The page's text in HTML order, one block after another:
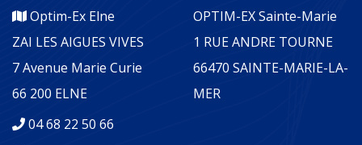
Optim-Ex Elne
ZAI LES AIGUES VIVES
7 Avenue Marie Curie
66 200 ELNE
OPTIM-EX Sainte-Marie
1 RUE ANDRE TOURNE
66470 SAINTE-MARIE-LA-
MER
04 68 22 50 66